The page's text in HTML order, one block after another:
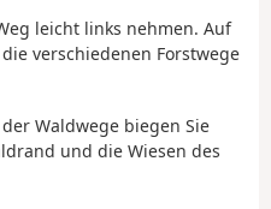
leicht links nehmen. Auf
verschiedenen Forstwege
Waldwege biegen Sie
und die Wiesen des